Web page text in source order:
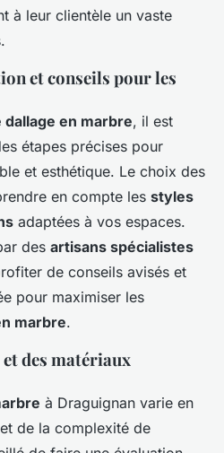
à leur clientèle un vaste
et conseils pour les
dallage en marbre, il est
étapes précises pour
et esthétique. Le choix des
en compte les styles
adaptées à vos espaces.
des artisans spécialistes
de conseils avisés et
pour maximiser les
marbre.
des matériaux
à Draguignan varie en
de la complexité de